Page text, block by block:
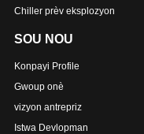
Chiller prèv eksplozyon
SOU NOU
Konpayi Profile
Gwoup onè
vizyon antrepriz
Istwa Devlopman